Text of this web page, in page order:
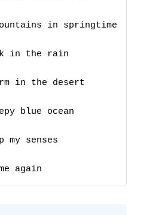
in springtime
in the rain
in the desert
blue ocean
senses
again
C
D
E
I